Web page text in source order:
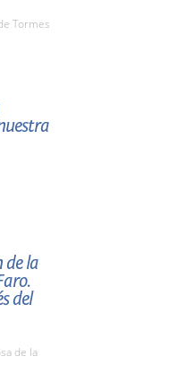
Tormes
de la
del
de la